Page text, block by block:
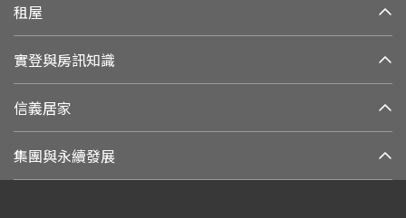
租屋
實登與房訊知識
信義居家
集團與永續發展